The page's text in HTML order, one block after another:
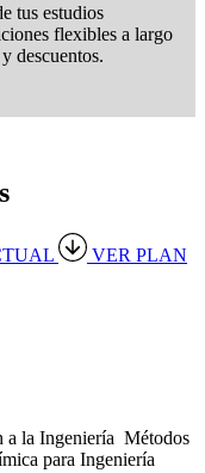
tus estudios
flexibles a largo
descuentos.
VER PLAN
a la Ingeniería Métodos
para Ingeniería